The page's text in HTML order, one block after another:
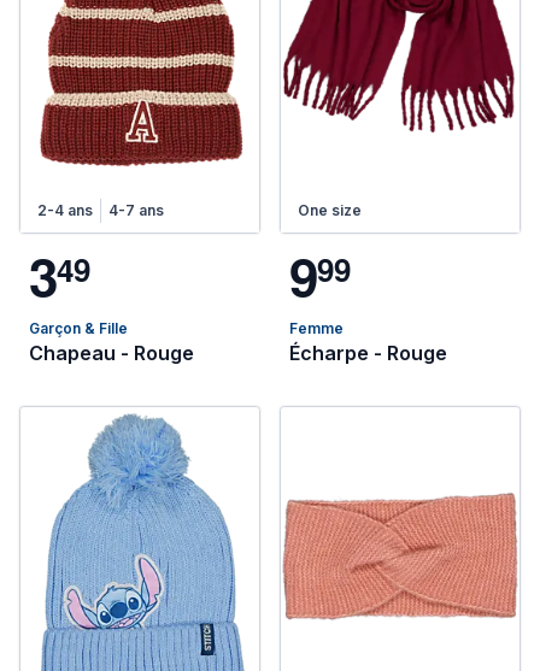
2-4 ans 4-7 ans
349
Garçon & Fille
Chapeau - Rouge
One size
999
Femme
Écharpe - Rouge